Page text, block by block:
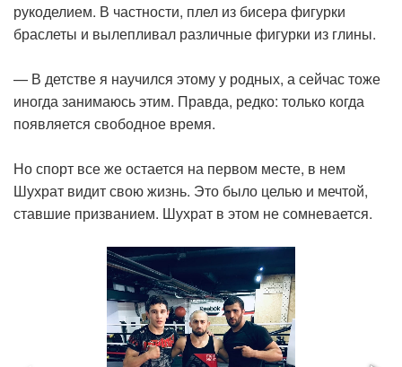
рукоделием. В частности, плел из бисера фигурки
браслеты и вылепливал различные фигурки из глины.
— В детстве я научился этому у родных, а сейчас тоже
иногда занимаюсь этим. Правда, редко: только когда
появляется свободное время.
Но спорт все же остается на первом месте, в нем
Шухрат видит свою жизнь. Это было целью и мечтой,
ставшие призванием. Шухрат в этом не сомневается.